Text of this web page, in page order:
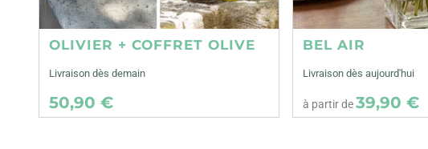
OLIVIER + COFFRET OLIVE
Livraison dès demain
50,90 €
BEL AIR
Livraison dès aujourd'hui
à partir de39,90 €